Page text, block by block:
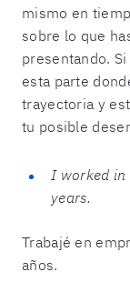
mismo en
sobre lo que
presentando.
esta parte
trayectoria y
tu posible
I worked
years.
Trabajé en
años.